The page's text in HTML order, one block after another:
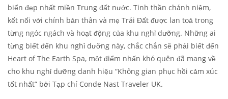
biển đẹp nhất miền Trung đất nước. Tinh thần chánh niệm,
kết nối với chính bản thân và mẹ Trái Đất được lan toả trong
từng ngóc ngách và hoạt động của khu nghỉ dưỡng. Những ai
từng biết đến khu nghỉ dưỡng này, chắc chắn sẽ phải biết đến
Heart of The Earth Spa, một điểm nhấn khó quên đã mang về
cho khu nghỉ dưỡng danh hiệu “Không gian phục hồi cảm xúc
tốt nhất” bởi Tạp chí Conde Nast Traveler UK.